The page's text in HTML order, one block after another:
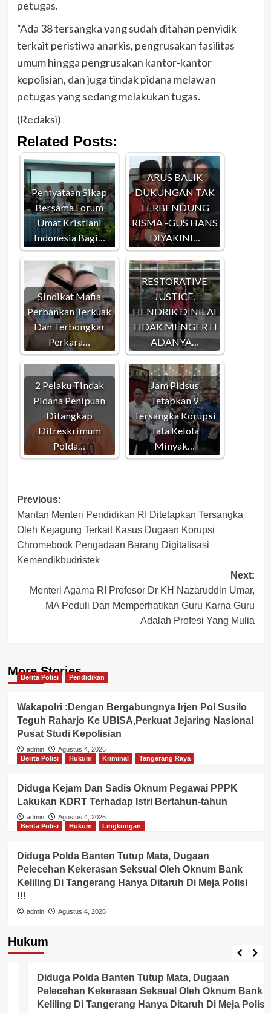
petugas.
“Ada 38 tersangka yang sudah ditahan penyidik
terkait peristiwa anarkis, pengrusakan fasilitas
umum hingga pengrusakan kantor-kantor
kepolisian, dan juga tindak pidana melawan
petugas yang sedang melakukan tugas.
(Redaksi)
Related Posts:
Pernyataan Sikap
Bersama Forum
Umat Kristiani
Indonesia Bagi…
ARUS BALIK
DUKUNGAN TAK
TERBENDUNG
RISMA -GUS HANS
DIYAKINI…
Sindikat Mafia
Perbankan Terkuak
Dan Terbongkar
Perkara…
RESTORATIVE
JUSTICE,
HENDRIK DINILAI
TIDAK MENGERTI
ADANYA…
2 Pelaku Tindak
Pidana Penipuan
Ditangkap
Ditreskrimum
Polda…
Jam Pidsus
Tetapkan 9
Tersangka Korupsi
Tata Kelola
Minyak…
Post
navigation
Previous:
Mantan Menteri Pendidikan RI Ditetapkan Tersangka
Oleh Kejagung Terkait Kasus Dugaan Korupsi
Chromebook Pengadaan Barang Digitalisasi
Kemendikbudristek
Next:
Menteri Agama RI Profesor Dr KH Nazaruddin Umar,
MA Peduli Dan Memperhatikan Guru Karna Guru
Adalah Profesi Yang Mulia
More Stories
Berita Polisi Pendidikan
Wakapolri :Dengan Bergabungnya Irjen Pol Susilo
Teguh Raharjo Ke UBISA,Perkuat Jejaring Nasional
Pusat Studi Kepolisian
admin
Agustus 4, 2026
Berita Polisi
Hukum Kriminal Tangerang Raya
Diduga Kejam Dan Sadis Oknum Pegawai PPPK
Lakukan KDRT Terhadap Istri Bertahun-tahun
admin
Agustus 4, 2026
Berita Polisi
Hukum Lingkungan
Diduga Polda Banten Tutup Mata, Dugaan
Pelecehan Kekerasan Seksual Oleh Oknum Bank
Keliling Di Tangerang Hanya Ditaruh Di Meja Polisi
!!!
admin Agustus 4, 2026
Hukum
Berita Polisi
Diduga Polda Banten Tutup Mata, Dugaan
Pelecehan Kekerasan Seksual Oleh Oknum Bank
Keliling Di Tangerang Hanya Ditaruh Di Meja Polisi